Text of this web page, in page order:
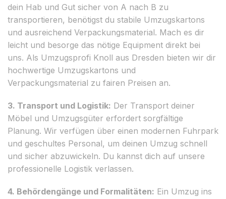
dein Hab und Gut sicher von A nach B zu
transportieren, benötigst du stabile Umzugskartons
und ausreichend Verpackungsmaterial. Mach es dir
leicht und besorge das nötige Equipment direkt bei
uns. Als Umzugsprofi Knoll aus Dresden bieten wir dir
hochwertige Umzugskartons und
Verpackungsmaterial zu fairen Preisen an.
3. Transport und Logistik: Der Transport deiner
Möbel und Umzugsgüter erfordert sorgfältige
Planung. Wir verfügen über einen modernen Fuhrpark
und geschultes Personal, um deinen Umzug schnell
und sicher abzuwickeln. Du kannst dich auf unsere
professionelle Logistik verlassen.
4. Behördengänge und Formalitäten: Ein Umzug ins